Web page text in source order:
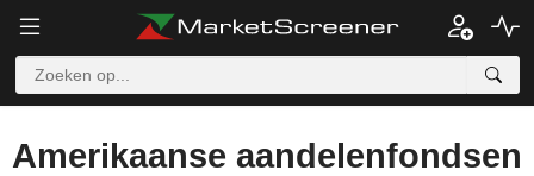
Amerikaanse aandelenfondsen